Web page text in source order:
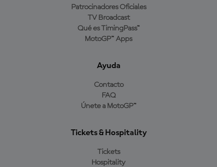
Patrocinadores Oficiales
TV Broadcast
Qué es TimingPass™
MotoGP™ Apps
Ayuda
Contacto
FAQ
Únete a MotoGP™
Tickets & Hospitality
Tickets
Hospitality